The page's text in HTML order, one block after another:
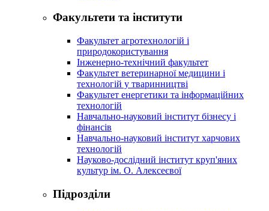
Факультети та інститути
Факультет агротехнологій і
природокористування
Інженерно-технічний факультет
Факультет ветеринарної медицини і
технологій у тваринництві
Факультет енергетики та інформаційних
технологій
Навчально-науковий інститут бізнесу і
фінансів
Навчально-науковий інститут харчових
технологій
Науково-дослідний інститут круп'яних
культур ім. О. Алексеєвої
Підрозділи